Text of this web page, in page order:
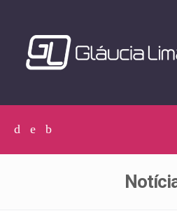
Facebook
TwitterInstagram